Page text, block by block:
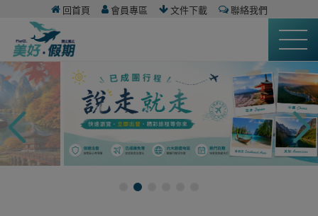
回首頁 會員專區 文件下載 聯絡我們